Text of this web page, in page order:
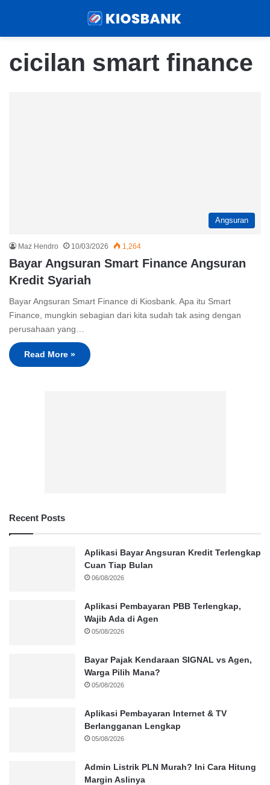
cicilan smart finance
Angsuran
Maz Hendro 10/03/2026 1,264
Bayar Angsuran Smart Finance Angsuran
Kredit Syariah
Bayar Angsuran Smart Finance di Kiosbank. Apa itu Smart
Finance, mungkin sebagian dari kita sudah tak asing dengan
perusahaan yang…
Read More »
Recent Posts
Aplikasi Bayar Angsuran Kredit Terlengkap
Cuan Tiap Bulan
06/08/2026
Aplikasi Pembayaran PBB Terlengkap,
Wajib Ada di Agen
05/08/2026
Bayar Pajak Kendaraan SIGNAL vs Agen,
Warga Pilih Mana?
05/08/2026
Aplikasi Pembayaran Internet & TV
Berlangganan Lengkap
05/08/2026
Admin Listrik PLN Murah? Ini Cara Hitung
Margin Aslinya